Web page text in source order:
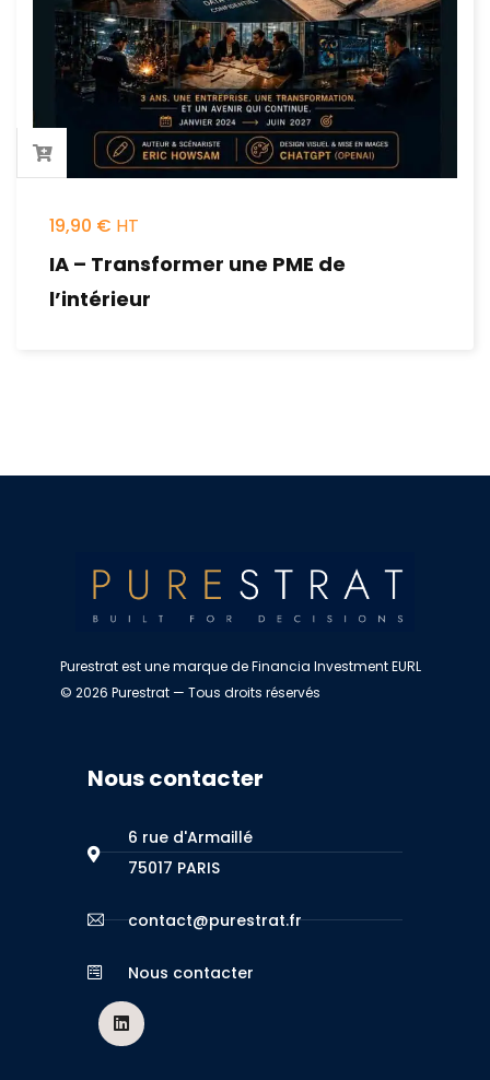
19,90 €
IA – Transformer une PME de
l’intérieur
Purestrat est une marque de Financia Investment EURL
© 2026 Purestrat — Tous droits réservés
Nous contacter
6 rue d'Armaillé
75017 PARIS
contact@purestrat.fr
Nous contacter